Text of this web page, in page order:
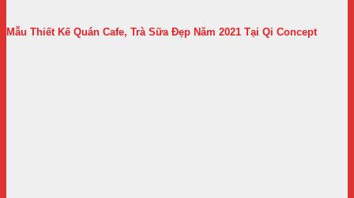
Mẫu Thiết Kế Quán Cafe, Trà Sữa Đẹp Năm 2021 Tại Qi Concept